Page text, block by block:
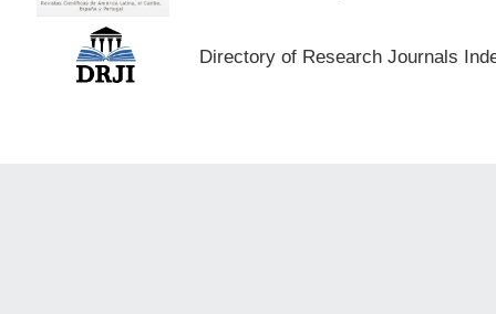
Directory of Research Journals